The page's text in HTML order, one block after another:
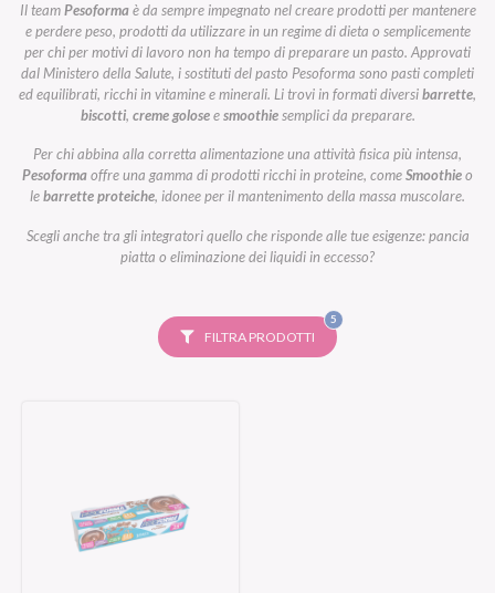
Il teamPesoformaè da sempre impegnato nel creare prodotti per mantenere
e perdere peso, prodotti da utilizzare in un regime di dieta o semplicemente
per chi per motivi di lavoro non ha tempo di preparare un pasto. Approvati
dal Ministero della Salute, i sostituti del pasto Pesoforma sono pasti completi
ed equilibrati, ricchi in vitamine e minerali. Li trovi in formati diversibarrette,
biscotti, creme goloseesmoothiesemplici da preparare.
Per chi abbina alla corretta alimentazione una attività fisica più intensa,
Pesoformaoffre una gamma di prodotti ricchi in proteine, comeSmoothieo
lebarrette proteiche, idonee per il mantenimento della massa muscolare.
Scegli anche tra gli integratori quello che risponde alle tue esigenze: pancia
piatta o eliminazione dei liquidi in eccesso?
FILTRA PRODOTTI
5FILTRI
SELEZIONATI